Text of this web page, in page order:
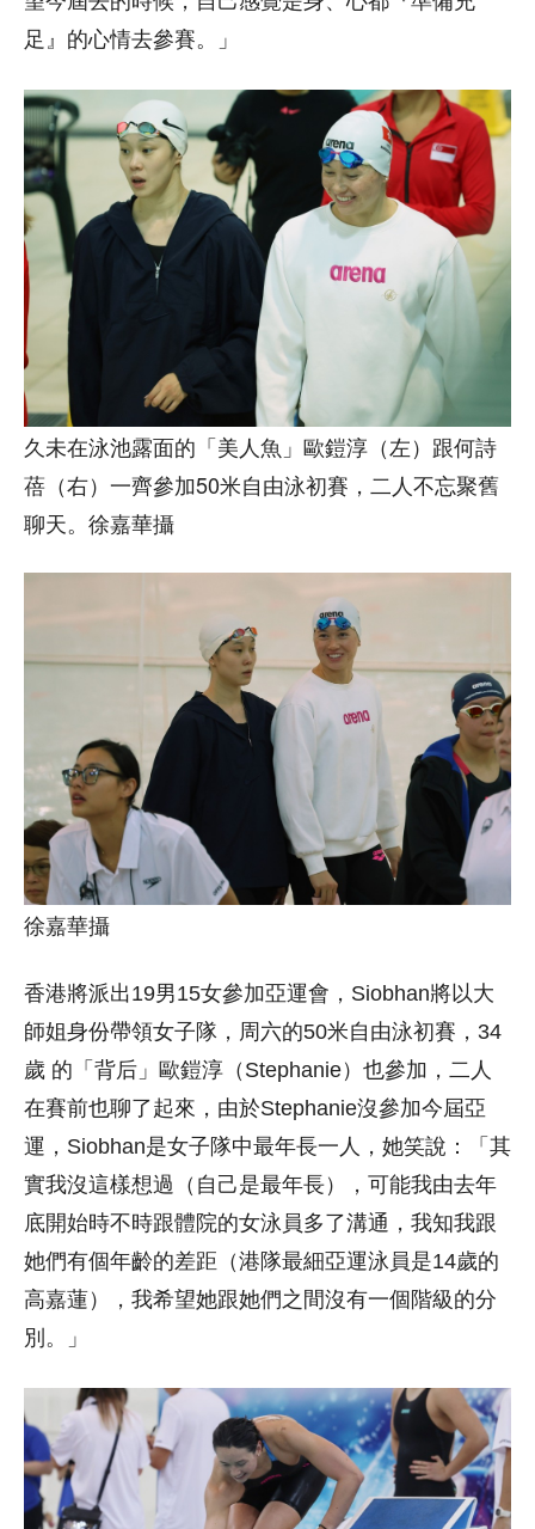
足』的心情去參賽。」
久未在泳池露面的「美人魚」歐鎧淳（左）跟何詩
蓓（右）一齊參加50米自由泳初賽，二人不忘聚舊
聊天。徐嘉華攝
徐嘉華攝
香港將派出19男15女參加亞運會，Siobhan將以大
師姐身份帶領女子隊，周六的50米自由泳初賽，34
歲 的「背后」歐鎧淳（Stephanie）也參加，二人
在賽前也聊了起來，由於Stephanie沒參加今屆亞
運，Siobhan是女子隊中最年長一人，她笑說：「其
實我沒這樣想過（自己是最年長），可能我由去年
底開始時不時跟體院的女泳員多了溝通，我知我跟
她們有個年齡的差距（港隊最細亞運泳員是14歲的
高嘉蓮），我希望她跟她們之間沒有一個階級的分
別。」